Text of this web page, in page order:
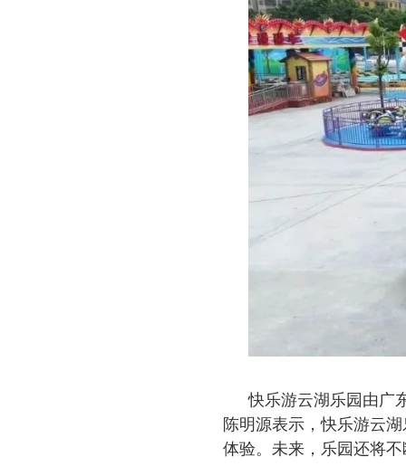
快乐游云湖乐园由广
陈明源表示，快乐游云
体验。未来，乐园还将